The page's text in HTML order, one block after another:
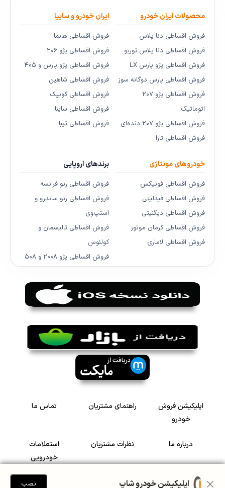
محصولات ایران خودرو
فروش اقساطی دنا پلاس
فروش اقساطی دنا پلاس توربو
فروش اقساطی پژو پارس LX
فروش اقساطی پارس دوگانه سوز
فروش اقساطی پژو ۲۰۷
اتوماتیک
فروش اقساطی پژو ۲۰۷ دنده‌ای
فروش اقساطی تارا
ایران خودرو و سایپا
فروش اقساطی هایما
فروش اقساطی پژو ۲۰۶
فروش اقساطی پژو پارس و ۴۰۵
فروش اقساطی شاهین
فروش اقساطی کوییک
فروش اقساطی ساینا
فروش اقساطی تیبا
خودروهای مونتاژی
فروش اقساطی فونیکس
فروش اقساطی فیدلیتی
فروش اقساطی دیگنیتی
فروش اقساطی کرمان موتور
فروش اقساطی لاماری
برندهای اروپایی
فروش اقساطی رنو فرانسه
فروش اقساطی رنو ساندرو و
استپ‌وی
فروش اقساطی تالیسمان و
کولئوس
فروش اقساطی پژو ۲۰۰۸ و ۵۰۸
اپلیکیشن فروش
خودرو
راهنمای مشتریان تماس ما
درباره ما نظرات مشتریان
استعلامات
خودرویی
سرمایه گذاری در رضایت مشتریاناپلیکیشن خودرو شاپ نصب